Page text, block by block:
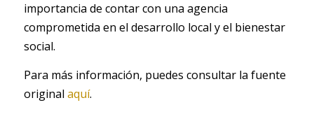
importancia de contar con una agencia
comprometida en el desarrollo local y el bienestar
social.
Para más información, puedes consultar la fuente
originalaquí.